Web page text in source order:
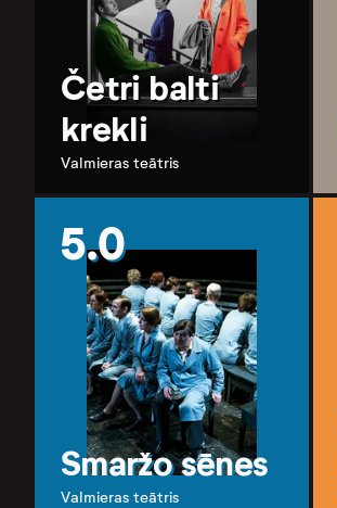
Četri balti
krekli
Valmieras teātris
5.0
Smaržo sēnes
Valmieras teātris